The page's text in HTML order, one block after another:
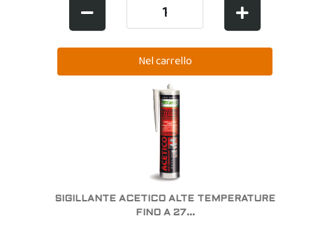
SIGILLANTE ACETICO ALTE TEMPERATURE
FINO A 27...